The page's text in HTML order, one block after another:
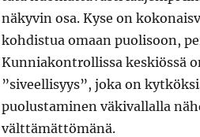
näkyvin osa. Kyse on
kohdistua omaan puolisoon,
Kunniakontrollissa keskiössä
”siveellisyys”, joka on
puolustaminen väkivallalla
välttämättömänä.